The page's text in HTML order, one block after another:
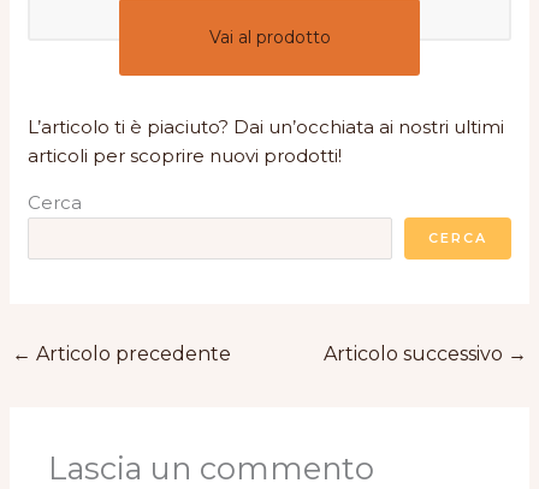
Vai al prodotto
L’articolo ti è piaciuto? Dai un’occhiata ai nostri ultimi
articoli per scoprire nuovi prodotti!
Cerca
CERCA
← Articolo precedente Articolo successivo →
Lascia un commento